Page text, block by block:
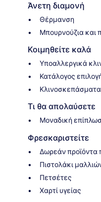
Άνετη διαμονή
Θέρμανση
Μπουρνούζια και
Κοιμηθείτε καλά
Υποαλλεργικά
Κατάλογος
Κλινοσκεπάσματα
Τι θα απολαύσετε
Μοναδική
Φρεσκαριστείτε
Δωρεάν προϊόντα
Πιστολάκι
Πετσέτες
Χαρτί υγείας